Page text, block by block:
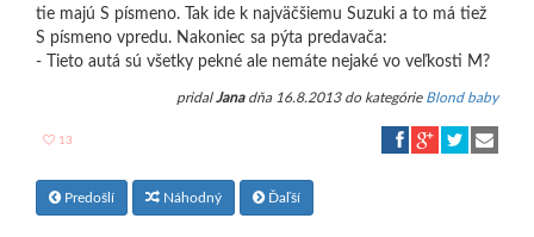
tie majú S písmeno. Tak ide k najväčšiemu Suzuki a to má tiež
S písmeno vpredu. Nakoniec sa pýta predavača:
- Tieto autá sú všetky pekné ale nemáte nejaké vo veľkosti M?
pridalJanadňa 16.8.2013 do kategórie Blond baby
13
Predošlí Náhodný Ďaľší